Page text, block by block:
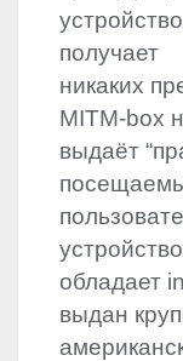
получает
никаких
MITM-box
выдаёт
устройство
обладает
выдан